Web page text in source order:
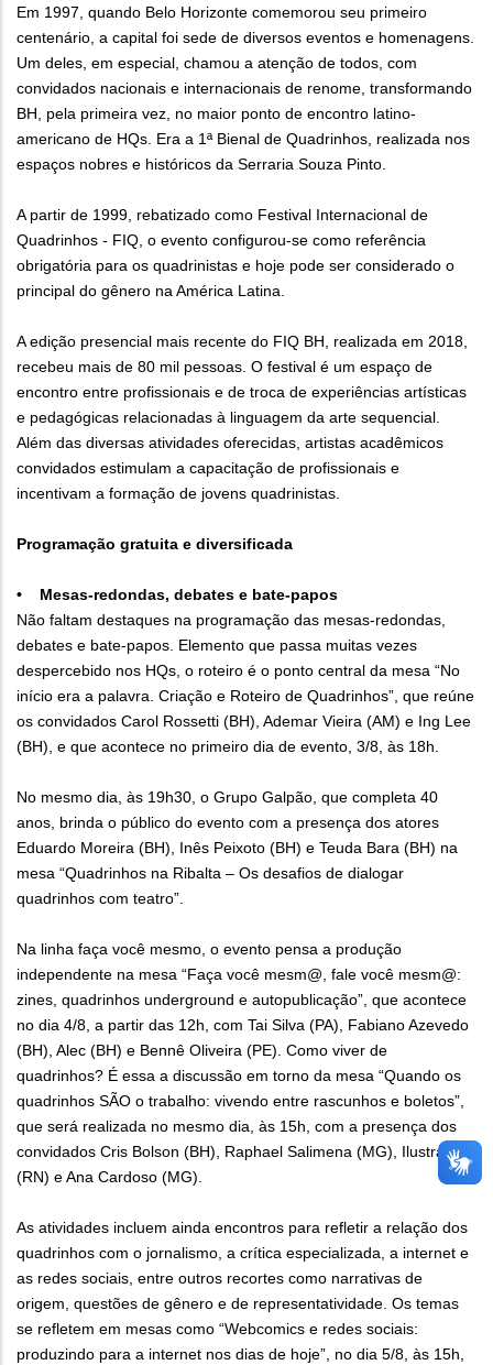
Em 1997, quando Belo Horizonte comemorou seu primeiro
centenário, a capital foi sede de diversos eventos e homenagens.
Um deles, em especial, chamou a atenção de todos, com
convidados nacionais e internacionais de renome, transformando
BH, pela primeira vez, no maior ponto de encontro latino-
americano de HQs. Era a 1ª Bienal de Quadrinhos, realizada nos
espaços nobres e históricos da Serraria Souza Pinto.
A partir de 1999, rebatizado como Festival Internacional de
Quadrinhos - FIQ, o evento configurou-se como referência
obrigatória para os quadrinistas e hoje pode ser considerado o
principal do gênero na América Latina.
A edição presencial mais recente do FIQ BH, realizada em 2018,
recebeu mais de 80 mil pessoas. O festival é um espaço de
encontro entre profissionais e de troca de experiências artísticas
e pedagógicas relacionadas à linguagem da arte sequencial.
Além das diversas atividades oferecidas, artistas acadêmicos
convidados estimulam a capacitação de profissionais e
incentivam a formação de jovens quadrinistas.
Programação gratuita e diversificada
• Mesas-redondas, debates e bate-papos
Não faltam destaques na programação das mesas-redondas,
debates e bate-papos. Elemento que passa muitas vezes
despercebido nos HQs, o roteiro é o ponto central da mesa “No
início era a palavra. Criação e Roteiro de Quadrinhos”, que reúne
os convidados Carol Rossetti (BH), Ademar Vieira (AM) e Ing Lee
(BH), e que acontece no primeiro dia de evento, 3/8, às 18h.
No mesmo dia, às 19h30, o Grupo Galpão, que completa 40
anos, brinda o público do evento com a presença dos atores
Eduardo Moreira (BH), Inês Peixoto (BH) e Teuda Bara (BH) na
mesa “Quadrinhos na Ribalta – Os desafios de dialogar
quadrinhos com teatro”.
Na linha faça você mesmo, o evento pensa a produção
independente na mesa “Faça você mesm@, fale você mesm@:
zines, quadrinhos underground e autopublicação”, que acontece
no dia 4/8, a partir das 12h, com Tai Silva (PA), Fabiano Azevedo
(BH), Alec (BH) e Bennê Oliveira (PE). Como viver de
quadrinhos? É essa a discussão em torno da mesa “Quando os
quadrinhos SÃO o trabalho: vivendo entre rascunhos e boletos”,
que será realizada no mesmo dia, às 15h, com a presença dos
convidados Cris Bolson (BH), Raphael Salimena (MG), Ilustralu
(RN) e Ana Cardoso (MG).
As atividades incluem ainda encontros para refletir a relação dos
quadrinhos com o jornalismo, a crítica especializada, a internet e
as redes sociais, entre outros recortes como narrativas de
origem, questões de gênero e de representatividade. Os temas
se refletem em mesas como “Webcomics e redes sociais:
produzindo para a internet nos dias de hoje”, no dia 5/8, às 15h,